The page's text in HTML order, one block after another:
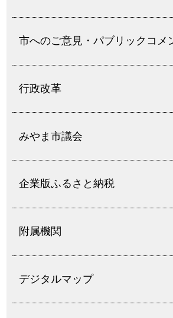
市へのご意見・パブリックコメ
行政改革
みやま市議会
企業版ふるさと納税
附属機関
デジタルマップ